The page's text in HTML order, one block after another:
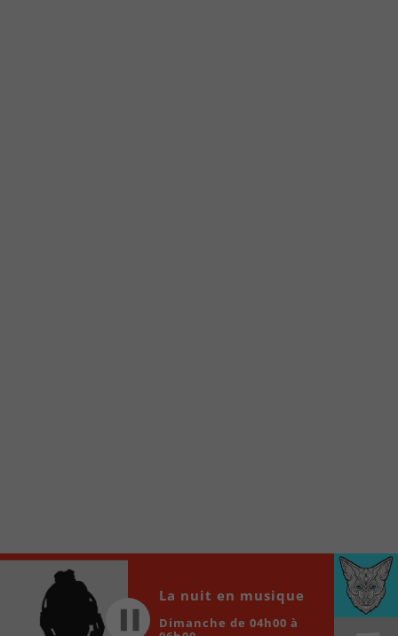
locale vous sont maintenant accessibles en un clic!
Audio
Player
00:00 00:00
La nuit en musique
Dimanche de 04h00 à